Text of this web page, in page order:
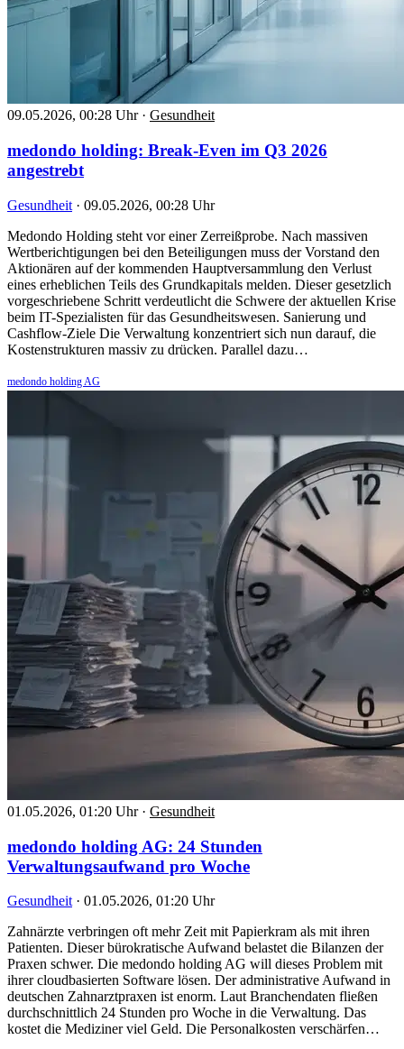
09.05.2026, 00:28 Uhr · Gesundheit
medondo holding: Break-Even im Q3 2026
angestrebt
Gesundheit · 09.05.2026, 00:28 Uhr
Medondo Holding steht vor einer Zerreißprobe. Nach massiven
Wertberichtigungen bei den Beteiligungen muss der Vorstand den
Aktionären auf der kommenden Hauptversammlung den Verlust
eines erheblichen Teils des Grundkapitals melden. Dieser gesetzlich
vorgeschriebene Schritt verdeutlicht die Schwere der aktuellen Krise
beim IT-Spezialisten für das Gesundheitswesen. Sanierung und
Cashflow-Ziele Die Verwaltung konzentriert sich nun darauf, die
Kostenstrukturen massiv zu drücken. Parallel dazu…
medondo holding AG
01.05.2026, 01:20 Uhr · Gesundheit
medondo holding AG: 24 Stunden
Verwaltungsaufwand pro Woche
Gesundheit · 01.05.2026, 01:20 Uhr
Zahnärzte verbringen oft mehr Zeit mit Papierkram als mit ihren
Patienten. Dieser bürokratische Aufwand belastet die Bilanzen der
Praxen schwer. Die medondo holding AG will dieses Problem mit
ihrer cloudbasierten Software lösen. Der administrative Aufwand in
deutschen Zahnarztpraxen ist enorm. Laut Branchendaten fließen
durchschnittlich 24 Stunden pro Woche in die Verwaltung. Das
kostet die Mediziner viel Geld. Die Personalkosten verschärfen…